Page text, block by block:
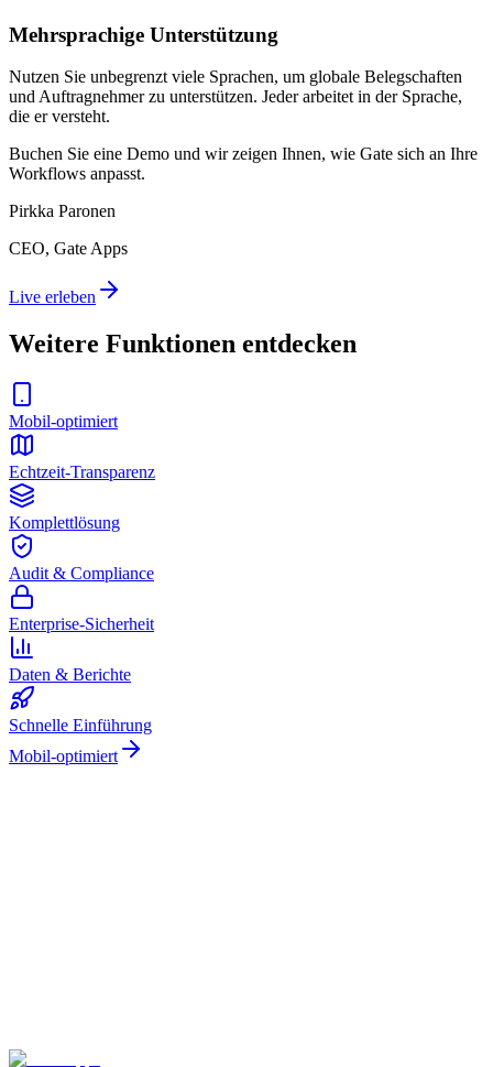
Mehrsprachige Unterstützung
Nutzen Sie unbegrenzt viele Sprachen, um globale Belegschaften
und Auftragnehmer zu unterstützen. Jeder arbeitet in der Sprache,
die er versteht.
Buchen Sie eine Demo und wir zeigen Ihnen, wie Gate sich an Ihre
Workflows anpasst.
Pirkka Paronen
CEO, Gate Apps
Live erleben
Weitere Funktionen entdecken
Mobil-optimiert
Echtzeit-Transparenz
Komplettlösung
Audit & Compliance
Enterprise-Sicherheit
Daten & Berichte
Schnelle Einführung
Mobil-optimiert